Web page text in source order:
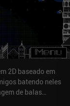
2D baseado em
batendo neles
de balas